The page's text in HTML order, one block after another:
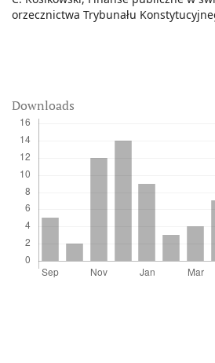
Downloads
orzecznictwa Trybunału